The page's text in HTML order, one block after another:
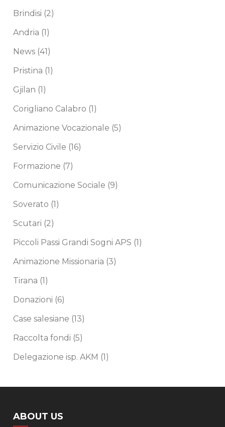
Brindisi (2)
Andria (1)
News (41)
Pristina (1)
Gjilan (1)
Corigliano Calabro (1)
Animazione Vocazionale (5)
Servizio Civile (16)
Formazione (7)
Comunicazione Sociale (9)
Soverato (1)
Scutari (2)
Piccoli Passi Grandi Sogni APS (1)
Animazione Missionaria (3)
Tirana (1)
Donazioni (6)
Case salesiane (13)
Raccolta fondi (5)
Delegazione isp. AKM (1)
ABOUT US